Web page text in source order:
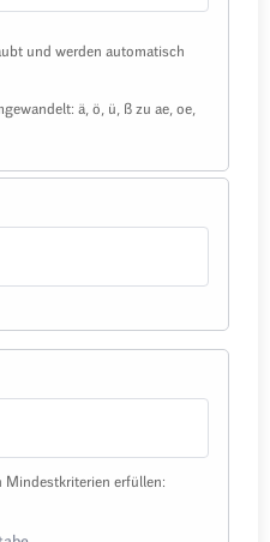
und werden automatisch
ä, ö, ü, ß zu ae, oe,
Mindestkriterien erfüllen: